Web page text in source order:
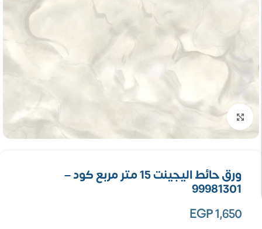
تكبير الصورة
ورق حائط اليجينت 15 متر مربع كود –
99981301
EGP1,650